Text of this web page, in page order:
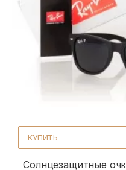
КУПИТЬ
Солнцезащитные